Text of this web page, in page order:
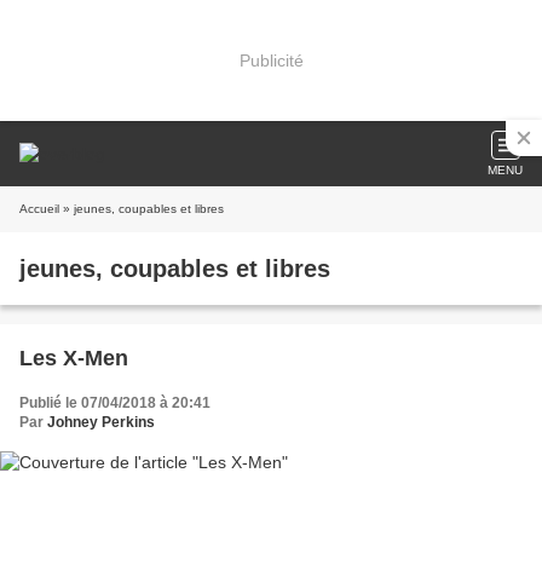
Publicité
MENU
Accueil » jeunes, coupables et libres
jeunes, coupables et libres
Les X-Men
Publié le 07/04/2018 à 20:41
Par Johney Perkins